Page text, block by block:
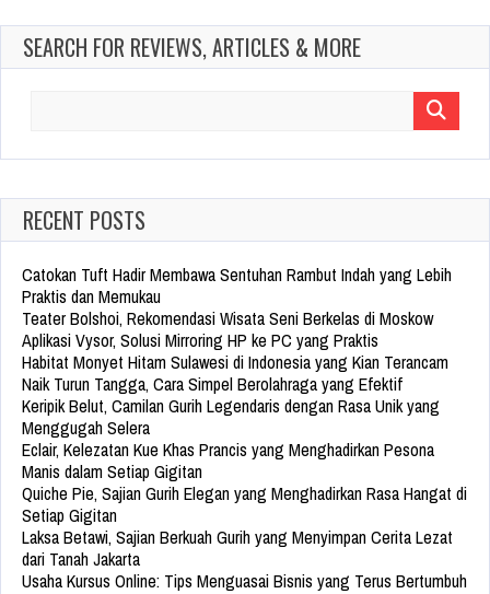
SEARCH FOR REVIEWS, ARTICLES & MORE
RECENT POSTS
Catokan Tuft Hadir Membawa Sentuhan Rambut Indah yang Lebih
Praktis dan Memukau
Teater Bolshoi, Rekomendasi Wisata Seni Berkelas di Moskow
Aplikasi Vysor, Solusi Mirroring HP ke PC yang Praktis
Habitat Monyet Hitam Sulawesi di Indonesia yang Kian Terancam
Naik Turun Tangga, Cara Simpel Berolahraga yang Efektif
Keripik Belut, Camilan Gurih Legendaris dengan Rasa Unik yang
Menggugah Selera
Eclair, Kelezatan Kue Khas Prancis yang Menghadirkan Pesona
Manis dalam Setiap Gigitan
Quiche Pie, Sajian Gurih Elegan yang Menghadirkan Rasa Hangat di
Setiap Gigitan
Laksa Betawi, Sajian Berkuah Gurih yang Menyimpan Cerita Lezat
dari Tanah Jakarta
Usaha Kursus Online: Tips Menguasai Bisnis yang Terus Bertumbuh